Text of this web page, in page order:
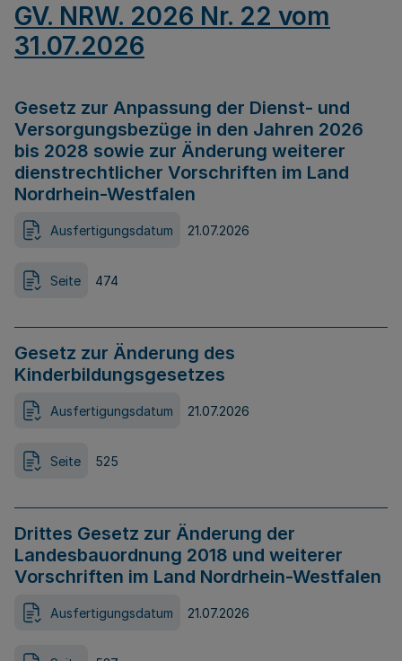
GV. NRW. 2026 Nr. 22 vom
31.07.2026
Gesetz zur Anpassung der Dienst- und
Versorgungsbezüge in den Jahren 2026
bis 2028 sowie zur Änderung weiterer
dienstrechtlicher Vorschriften im Land
Nordrhein-Westfalen
Ausfertigungsdatum 21.07.2026
Seite 474
Gesetz zur Änderung des
Kinderbildungsgesetzes
Ausfertigungsdatum 21.07.2026
Seite 525
Drittes Gesetz zur Änderung der
Landesbauordnung 2018 und weiterer
Vorschriften im Land Nordrhein-Westfalen
Ausfertigungsdatum 21.07.2026